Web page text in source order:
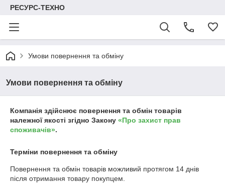
РЕСУРС-ТЕХНО
Умови повернення та обміну
Умови повернення та обміну
Компанія здійснює повернення та обмін товарів
належної якості згідно Закону «Про захист прав
споживачів».
Терміни повернення та обміну
Повернення та обмін товарів можливий протягом 14 днів
після отримання товару покупцем.